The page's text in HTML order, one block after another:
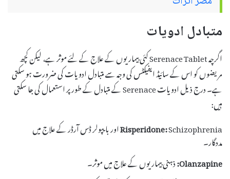
متبادل ادویات
اگرچہ Serenace Tablet کئی بیماریوں کے علاج کے لئے موثر ہے، لیکن کچھ
مریضوں کو اس کے سائیڈ ایفیکٹس کی وجہ سے متبادل ادویات کی ضرورت ہو سکتی
ہے۔ درج ذیل ادویات Serenace کے متبادل کے طور پر استعمال کی جا سکتی
ہیں:
Risperidone:Schizophrenia اور بایپولر ڈس آرڈر کے علاج میں
مددگار۔
Olanzapine: ذہنی بیماریوں کے علاج میں موثر۔